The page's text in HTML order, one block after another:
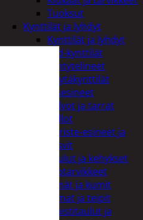
Tuoksut
Kynttilät ja lyhdyt
Kynttilät ja lyhdyt
Led-kynttilät
Lyhtytelineet
Pöytäkynttilät
Sisustusesineet
Kalvot ja tarrat
Kellot
Koriste-esineet ja
kasvit
Taulut ja kehykset
Toimistotarvikkeet
Kynät ja kumit
Liimat ja teipit
Muistitaulut ja